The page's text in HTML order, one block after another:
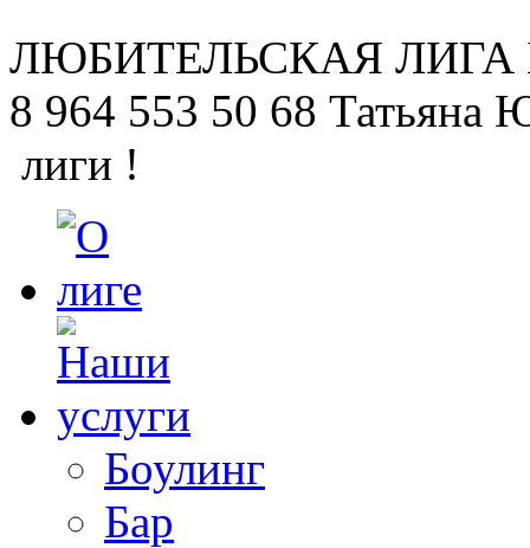
ЛЮБИТЕЛЬСКАЯ ЛИГА
8 964 553 50 68 Татьяна
лиги !
Боулинг
Бар